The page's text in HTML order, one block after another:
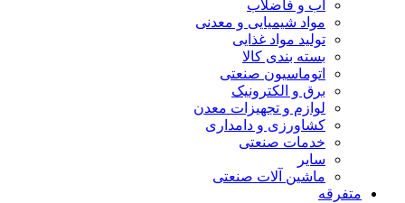
آب و فاضلاب
مواد شیمیایی و معدنی
تولید مواد غذایی
بسته بندی کالا
اتوماسیون صنعتی
برق و الکترونیک
لوازم و تجهیزات معدن
کشاورزی و دامداری
خدمات صنعتی
سایر
ماشین آلات صنعتی
متفرقه